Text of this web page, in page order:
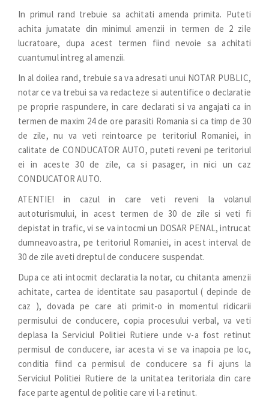
In primul rand trebuie sa achitati amenda primita. Puteti
achita jumatate din minimul amenzii in termen de 2 zile
lucratoare, dupa acest termen fiind nevoie sa achitati
cuantumul intreg al amenzii.
In al doilea rand, trebuie sa va adresati unui NOTAR PUBLIC,
notar ce va trebui sa va redacteze si autentifice o declaratie
pe proprie raspundere, in care declarati si va angajati ca in
termen de maxim 24 de ore parasiti Romania si ca timp de 30
de zile, nu va veti reintoarce pe teritoriul Romaniei, in
calitate de CONDUCATOR AUTO, puteti reveni pe teritoriul
ei in aceste 30 de zile, ca si pasager, in nici un caz
CONDUCATOR AUTO.
ATENTIE! in cazul in care veti reveni la volanul
autoturismului, in acest termen de 30 de zile si veti fi
depistat in trafic, vi se va intocmi un DOSAR PENAL, intrucat
dumneavoastra, pe teritoriul Romaniei, in acest interval de
30 de zile aveti dreptul de conducere suspendat.
Dupa ce ati intocmit declaratia la notar, cu chitanta amenzii
achitate, cartea de identitate sau pasaportul ( depinde de
caz ), dovada pe care ati primit-o in momentul ridicarii
permisului de conducere, copia procesului verbal, va veti
deplasa la Serviciul Politiei Rutiere unde v-a fost retinut
permisul de conducere, iar acesta vi se va inapoia pe loc,
conditia fiind ca permisul de conducere sa fi ajuns la
Serviciul Politiei Rutiere de la unitatea teritoriala din care
face parte agentul de politie care vi l-a retinut.